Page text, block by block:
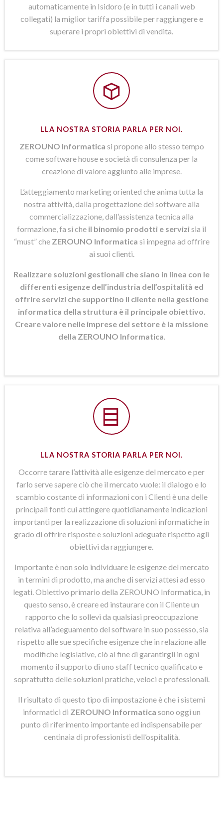
automaticamente in Isidoro (e in tutti i canali web
collegati) la miglior tariffa possibile per raggiungere e
superare i propri obiettivi di vendita.
LLA NOSTRA STORIA PARLA PER NOI.
ZEROUNO Informatica si propone allo stesso tempo
come software house e società di consulenza per la
creazione di valore aggiunto alle imprese.
L’atteggiamento marketing oriented che anima tutta la
nostra attività, dalla progettazione dei software alla
commercializzazione, dall’assistenza tecnica alla
formazione, fa si che il binomio prodotti e servizisia il
“must” che ZEROUNO Informatica si impegna ad offrire
ai suoi clienti.
Realizzare soluzioni gestionali che siano in linea con le
differenti esigenze dell’industria dell’ospitalità ed
offrire servizi che supportino il cliente nella gestione
informatica della struttura è il principale obiettivo.
Creare valore nelle imprese del settore è la missione
della ZEROUNO Informatica
LLA NOSTRA STORIA PARLA PER NOI.
Occorre tarare l’attività alle esigenze del mercato e per
farlo serve sapere ciò che il mercato vuole: il dialogo e lo
scambio costante di informazioni con i Clienti è una delle
principali fonti cui attingere quotidianamente indicazioni
importanti per la realizzazione di soluzioni informatiche in
grado di offrire risposte e soluzioni adeguate rispetto agli
obiettivi da raggiungere.
Importante è non solo individuare le esigenze del mercato
in termini di prodotto, ma anche di servizi attesi ad esso
legati. Obiettivo primario della ZEROUNO Informatica, in
questo senso, è creare ed instaurare con il Cliente un
rapporto che lo sollevi da qualsiasi preoccupazione
relativa all’adeguamento del software in suo possesso, sia
rispetto alle sue specifiche esigenze che in relazione alle
modifiche legislative, ciò al fine di garantirgli in ogni
momento il supporto di uno staff tecnico qualificato e
soprattutto delle soluzioni pratiche, veloci e professionali.
Il risultato di questo tipo di impostazione è che i sistemi
informatici di ZEROUNO Informatica sono oggi un
punto di riferimento importante ed indispensabile per
centinaia di professionisti dell’ospitalità.